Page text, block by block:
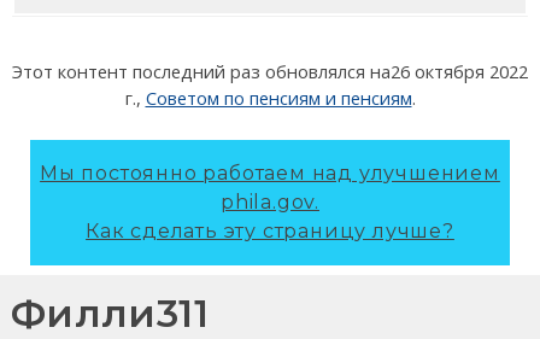
Этот контент последний раз обновлялся на26 октября 2022
г., Советом по пенсиям и пенсиям.
Мы постоянно работаем над улучшением
phila.gov.
Как сделать эту страницу лучше?
Филли311